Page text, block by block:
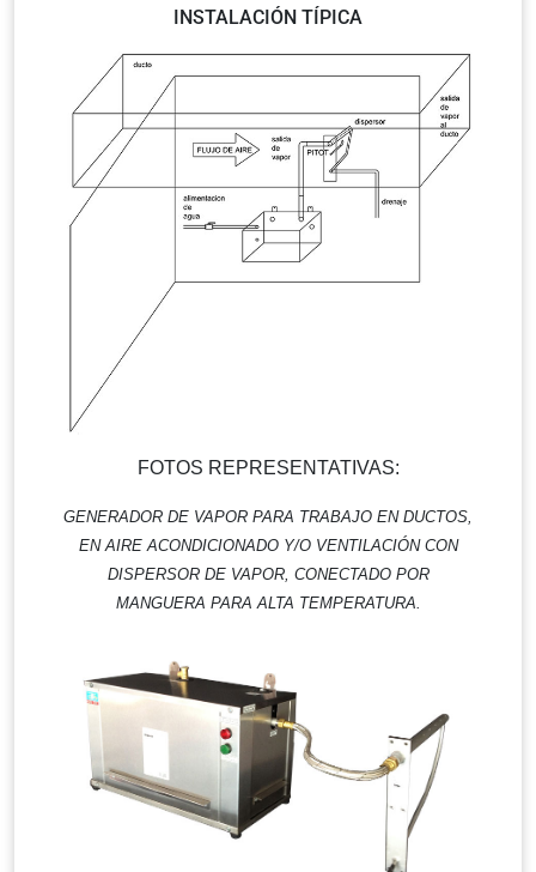
INSTALACIÓN TÍPICA
FOTOS REPRESENTATIVAS:
GENERADOR DE VAPOR PARA TRABAJO EN DUCTOS,
EN AIRE ACONDICIONADO Y/O VENTILACIÓN CON
DISPERSOR DE VAPOR, CONECTADO POR
MANGUERA PARA ALTA TEMPERATURA.